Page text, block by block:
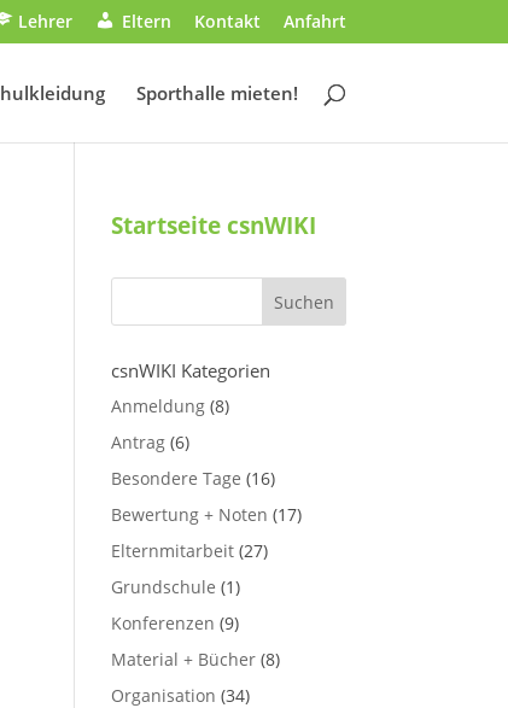
Lehrer Eltern Kontakt Anfahrt
Sporthalle mieten!
Startseite csnWIKI
csnWIKI Kategorien
Anmeldung (8)
Antrag (6)
Besondere Tage (16)
Bewertung + Noten (17)
Elternmitarbeit (27)
Grundschule (1)
Konferenzen (9)
Material + Bücher (8)
Organisation (34)